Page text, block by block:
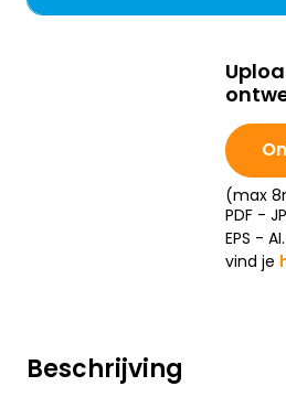
Beschrijving
(max
PDF -
EPS -
vind je